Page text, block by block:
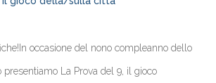
occasione del nono compleanno dello
presentiamo La Prova del 9, il gioco